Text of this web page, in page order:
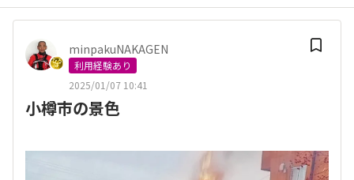
検索
minpakuNAKAGEN
利用経験あり
2025/01/07 10:41
小樽市の景色